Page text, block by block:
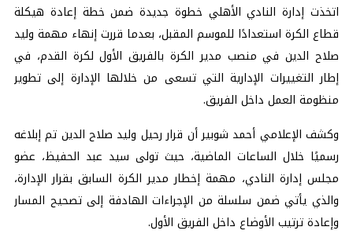
اتخذت إدارة النادي الأهلي خطوة جديدة ضمن خطة إعادة هيكلة
قطاع الكرة استعدادًا للموسم المقبل، بعدما قررت إنهاء مهمة وليد
صلاح الدين في منصب مدير الكرة بالفريق الأول لكرة القدم، في
إطار التغييرات الإدارية التي تسعى من خلالها الإدارة إلى تطوير
منظومة العمل داخل الفريق.
وكشف الإعلامي أحمد شوبير أن قرار رحيل وليد صلاح الدين تم إبلاغه
رسميًا خلال الساعات الماضية، حيث تولى سيد عبد الحفيظ، عضو
مجلس إدارة النادي، مهمة إخطار مدير الكرة السابق بقرار الإدارة،
والذي يأتي ضمن سلسلة من الإجراءات الهادفة إلى تصحيح المسار
وإعادة ترتيب الأوضاع داخل الفريق الأول.